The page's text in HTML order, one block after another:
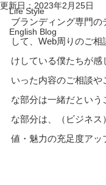
Life Style
English Blog
更新日： 2023年2月25日
ブランディング専門の
して、Web周りのご
けしている僕たちが感
いった内容のご相談や
な部分は一緒だという
な部分は、（ビジネス
値・魅力の充足度アッ